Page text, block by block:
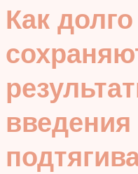
Как долго
введения